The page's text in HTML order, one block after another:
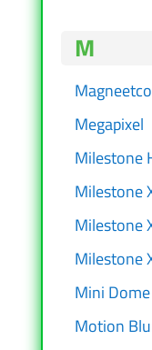
M
Megapixel
Milestone
Milestone
Milestone
Milestone
Mini
Motion